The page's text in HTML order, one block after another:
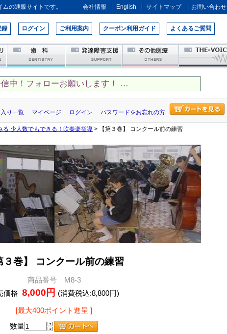
の通販サイトです。 会社情報 English サイトマップ お問い合わせ
録 ログイン ご利用案内 クーポン利用ガイド よくあるご質問
中！フォローお願いします！ …
り一覧 マイページ ログイン パスワードをお忘れの方
る 少人数でもできる！吹奏楽指導 > 【第３巻】 コンクール前の練習
３巻】 コンクール前の練習
商品番号 M8-3
価格 8,000円 (消費税込:8,800円)
[最大400ポイント進呈 ]
数量